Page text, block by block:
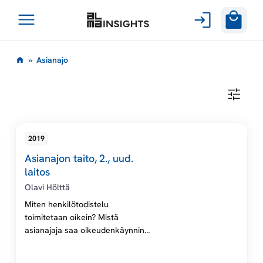
sisältöön
Avaa
A
a
n
a
» Asianajo
O
2019
Asianajon taito, 2., uud.
laitos
Olavi Hölttä
Miten henkilötodistelu
toimitetaan oikein? Mistä
asianajaja saa oikeudenkäynnin